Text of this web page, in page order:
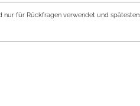
nur für Rückfragen verwendet und